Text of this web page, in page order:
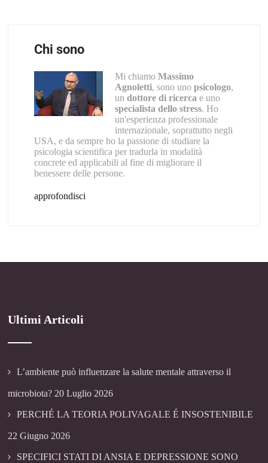
Chi sono
Mi chiamo Massimo
Agnoletti, sono uno psicologo,
un dottore di ricerca e uno
specialista dello stress. Ho
un'esperienza professionale
internazionale, soprattutto negli
USA, e da sempre ho la passione di studiare la
psicologia scientifica per tradurla in modalità
concrete ed applicabili al fine di migliorare il
benessere delle persone.
approfondisci
Ultimi Articoli
L’ambiente può influenzare la salute mentale attraverso il
microbiota? 20 Luglio 2026
PERCHÉ LA TEORIA POLIVAGALE É INSOSTENIBILE
22 Giugno 2026
SPECIFICI STATI DI ANSIA E DEPRESSIONE SONO